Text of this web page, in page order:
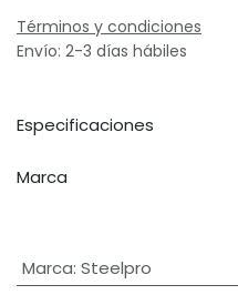
Términos y condiciones
Envío: 2-3 días hábiles
Especificaciones
Marca
Marca: Steelpro